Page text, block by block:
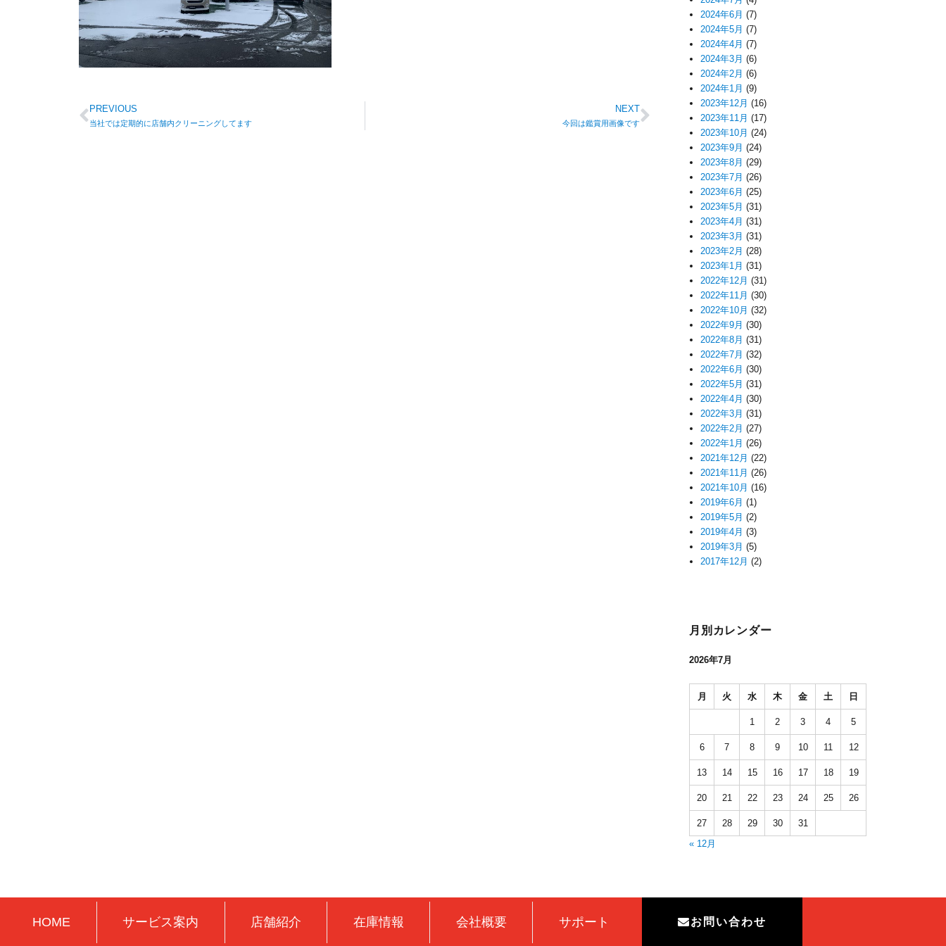
PREVIOUS
当社では定期的に店舗内クリーニングしてます
NEXT
今回は鑑賞用画像です
2024年6月 (7)
2024年5月 (7)
2024年4月 (7)
2024年3月 (6)
2024年2月 (6)
2024年1月 (9)
2023年12月 (16)
2023年11月 (17)
2023年10月 (24)
2023年9月 (24)
2023年8月 (29)
2023年7月 (26)
2023年6月 (25)
2023年5月 (31)
2023年4月 (31)
2023年3月 (31)
2023年2月 (28)
2023年1月 (31)
2022年12月 (31)
2022年11月 (30)
2022年10月 (32)
2022年9月 (30)
2022年8月 (31)
2022年7月 (32)
2022年6月 (30)
2022年5月 (31)
2022年4月 (30)
2022年3月 (31)
2022年2月 (27)
2022年1月 (26)
2021年12月 (22)
2021年11月 (26)
2021年10月 (16)
2019年6月 (1)
2019年5月 (2)
2019年4月 (3)
2019年3月 (5)
2017年12月 (2)
月別カレンダー
2026年7月
月 火 水 木 金 土 日
1 2 3 4 5
6 7 8 9 10 11 12
13 14 15 16 17 18 19
20 21 22 23 24 25 26
27 28 29 30
31
« 12月
HOME サービス案内 店舗紹介 在庫情報 会社概要 サポート お問い合わせ